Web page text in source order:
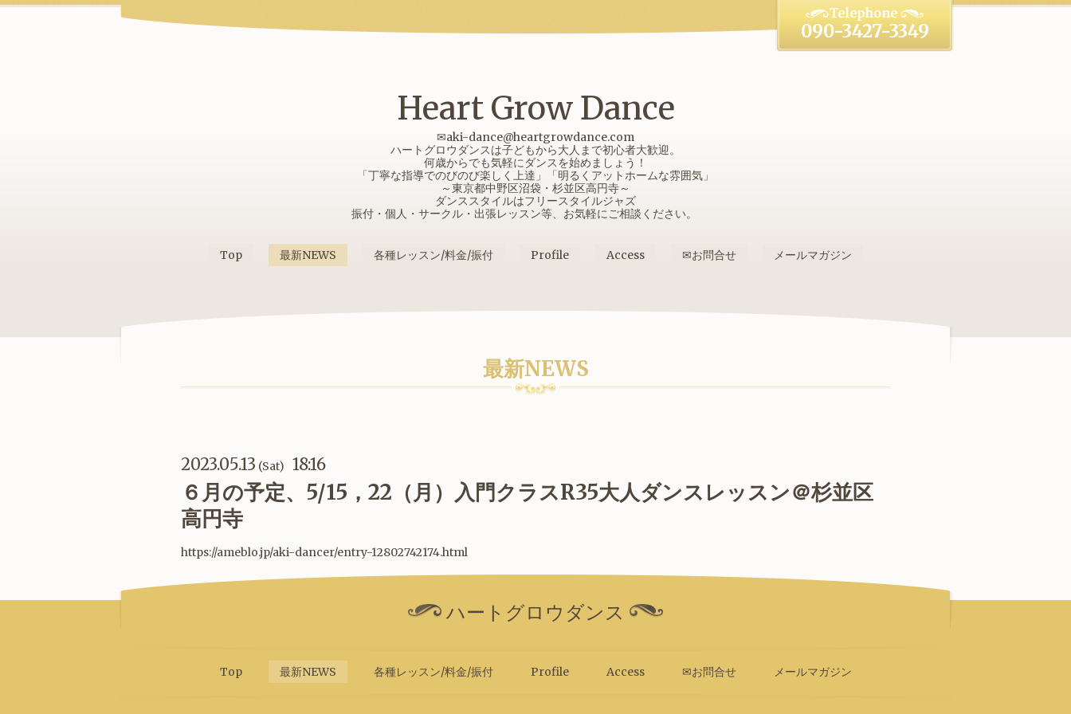
Heart Grow Dance
✉aki-dance@heartgrowdance.com
ハートグロウダンスは子どもから大人まで初心者大歓迎。
何歳からでも気軽にダンスを始めましょう！
「丁寧な指導でのびのび楽しく上達」「明るくアットホームな雰囲気」
～東京都中野区沼袋・杉並区高円寺～
ダンススタイルはフリースタイルジャズ
振付・個人・サークル・出張レッスン等、お気軽にご相談ください。
090-3427-3349
Top 最新NEWS 各種レッスン/料金/振付 Profile Access ✉お問合せ メールマガジン
最新NEWS
2023.05.13 (Sat) 18:16
６月の予定、5/15，22（月）入門クラスR35大人ダンスレッスン＠杉並区
高円寺
https://ameblo.jp/aki-dancer/entry-12802742174.html
ハートグロウダンス
Top 最新NEWS 各種レッスン/料金/振付 Profile Access ✉お問合せ メールマガジン